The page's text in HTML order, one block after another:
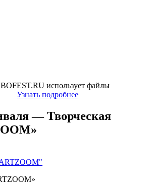
использует файлы
Узнать подробнее
— Творческая